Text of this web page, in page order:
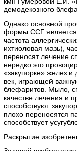
демодекозного
Однако основной
формы ССГ является
частота
ихтиоловая мазь),
переносят лечение
нередко это
«закупорке» желез
век, играющей
блефаритов. Мыло,
качестве лечения и
способствуют
плохо переносятся
способствует
Раскрытие